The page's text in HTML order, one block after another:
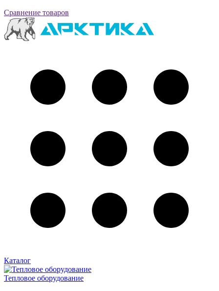
Сравнение товаров
Каталог
Тепловое оборудование